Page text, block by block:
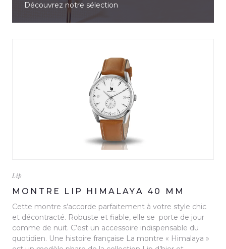
Découvrez notre sélection
Lip
MONTRE LIP HIMALAYA 40 MM
Cette montre s’accorde parfaitement à votre style chic
et décontracté. Robuste et fiable, elle se porte de jour
comme de nuit. C’est un accessoire indispensable du
quotidien. Une histoire française La montre « Himalaya »